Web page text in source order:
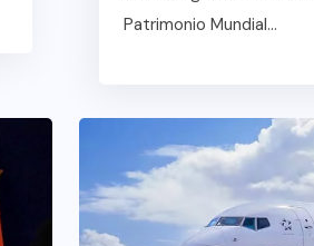
Patrimonio Mundial...